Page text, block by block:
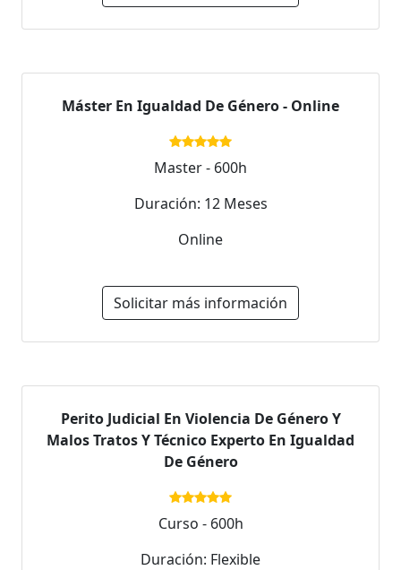
Máster En Igualdad De Género - Online
Master - 600h
Duración: 12 Meses
Online
Solicitar más información
Perito Judicial En Violencia De Género Y
Malos Tratos Y Técnico Experto En Igualdad
De Género
Curso - 600h
Duración: Flexible